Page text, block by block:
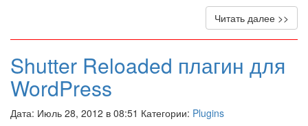
Читать далее >>
Shutter Reloaded плагин для
WordPress
Дата: Июль 28, 2012 в 08:51 Категории: Plugins